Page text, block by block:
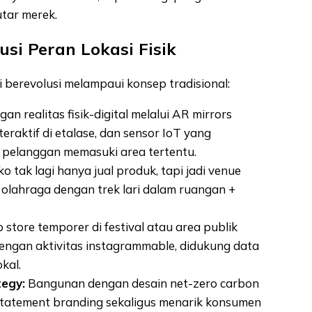
merek.
Peran Lokasi Fisik
melampaui konsep tradisional:
realitas fisik-digital melalui AR mirrors
di etalase, dan sensor IoT yang
memasuki area tertentu.
tak lagi hanya jual produk, tapi jadi venue
dengan trek lari dalam ruangan +
store temporer di festival atau area publik
aktivitas instagrammable, didukung data
Bangunan dengan desain net-zero carbon
branding sekaligus menarik konsumen